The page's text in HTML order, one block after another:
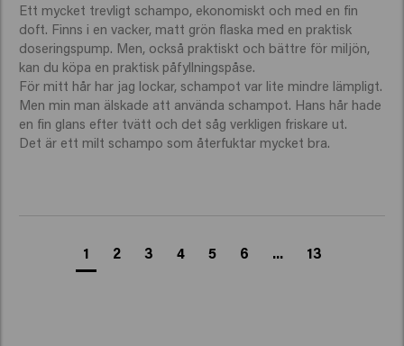
Ett mycket trevligt schampo, ekonomiskt och med en fin
doft. Finns i en vacker, matt grön flaska med en praktisk
doseringspump. Men, också praktiskt och bättre för miljön,
kan du köpa en praktisk påfyllningspåse.
För mitt hår har jag lockar, schampot var lite mindre lämpligt.
Men min man älskade att använda schampot. Hans hår hade
en fin glans efter tvätt och det såg verkligen friskare ut.
Det är ett milt schampo som återfuktar mycket bra.
1 2 3 4 5 6 ... 13